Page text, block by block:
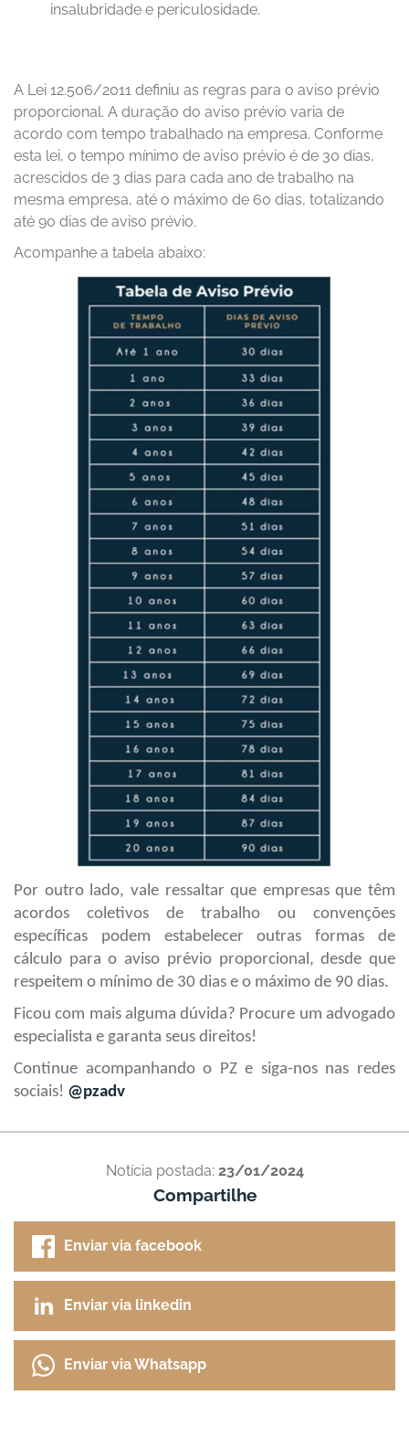
insalubridade e periculosidade.
A Lei 12.506/2011 definiu as regras para o aviso prévio
proporcional. A duração do aviso prévio varia de
acordo com tempo trabalhado na empresa. Conforme
esta lei, o tempo mínimo de aviso prévio é de 30 dias,
acrescidos de 3 dias para cada ano de trabalho na
mesma empresa, até o máximo de 60 dias, totalizando
até 90 dias de aviso prévio.
Acompanhe a tabela abaixo:
Por outro lado, vale ressaltar que empresas que têm
acordos coletivos de trabalho ou convenções
específicas podem estabelecer outras formas de
cálculo para o aviso prévio proporcional, desde que
respeitem o mínimo de 30 dias e o máximo de 90 dias.
Ficou com mais alguma dúvida? Procure um advogado
especialista e garanta seus direitos!
Continue acompanhando o PZ e siga-nos nas redes
sociais! @pzadv
Notícia postada: 23/01/2024
Compartilhe
Enviar via facebook
Enviar via linkedin
Enviar via Whatsapp